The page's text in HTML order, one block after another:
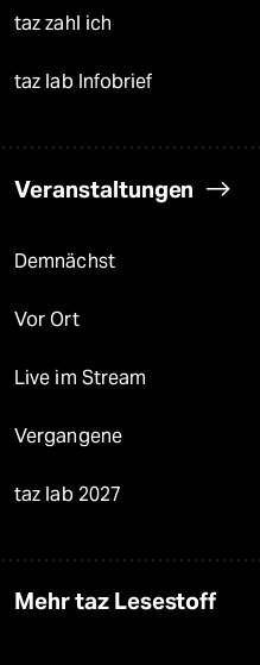
taz zahl ich
taz lab Infobrief
Veranstaltungen
Demnächst
Vor Ort
Live im Stream
Vergangene
taz lab 2027
Mehr taz Lesestoff